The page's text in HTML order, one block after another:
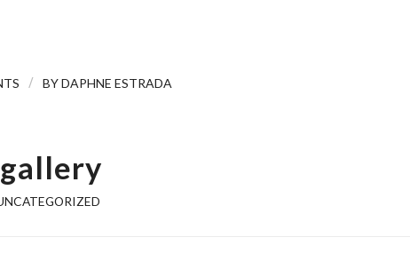
/ BYDAPHNE ESTRADA